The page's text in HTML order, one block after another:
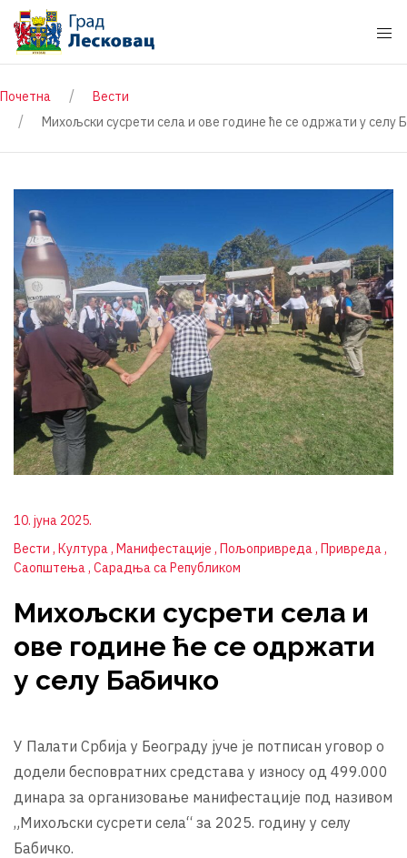
Почетна
Вести
Михољски сусрети села и ове године ће се одржати у селу
10. јуна 2025.
Вести Култура Манифестације Пољопривреда
Привреда
Саопштења
Сарадња са Републиком
Михољски сусрети села и
ове године ће се одржати
у селу Бабичко
У Палати Србија у Београду јуче је потписан уговор о
додели бесповратних средстава у износу од 499.000
динара за организовање манифестације под називом
„Михољски сусрети села“ за 2025. годину у селу
Бабичко.